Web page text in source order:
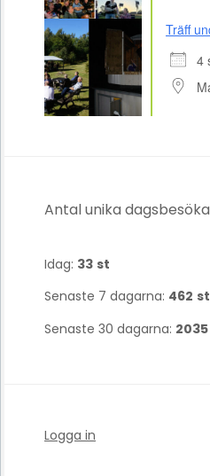
Träff
4
Antal unika
Idag: 33 st
Senaste 7 dagarna: 462 st
Senaste 30 dagarna: 2035
Logga in